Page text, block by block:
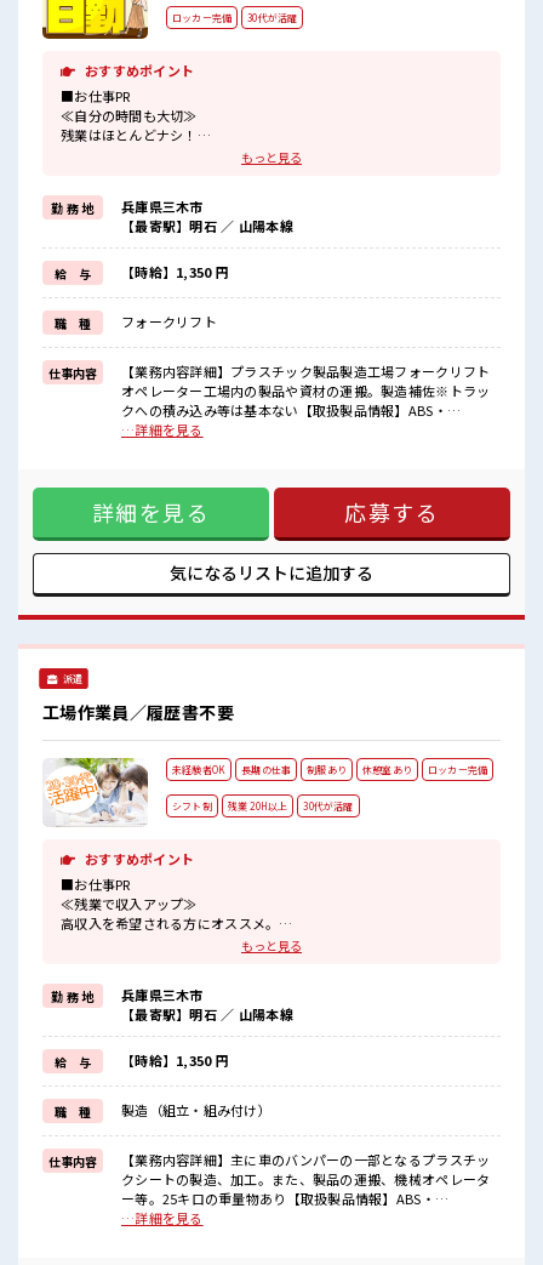
ロッカー完備 30代が活躍
おすすめポイント
■お仕事PR
≪自分の時間も大切≫
残業はほとんどナシ！
場合によってはお願いすることもあります♪
制服があるので、
毎日の服装の悩み解消♪
≪未経験でも活躍できる≫
新しいことにチャレンジするのは不安だけど、
しっかり働く環境が整っています！
イチからスキルUP・ステップUP目指していきましょう！
≪様々なお仕事をご提案≫
一人で悩まず気軽に相談できる、
派遣のお仕事です！
■職場の雰囲気
休憩室で楽しくおしゃべり！
ストレス解消☆
未経験から始めた方もイッパイ！
まずはチャレンジしてみませんか？
もっと見る
勤 務 地
兵庫県三木市
【最寄駅】明石 ／ 山陽本線
給 与 【時給】1,350 円
職 種 フォークリフト
仕事内容
【業務内容詳細】プラスチック製品製造工場フォークリフト
オペレーター工場内の製品や資材の運搬。製造補佐※トラッ
クへの積み込み等は基本ない【取扱製品情報】ABS・
AES/ASA・PP・HIPS・多層(2～3層)・プリントシート等、真
す♪ ≪ラクラク制服アリ≫ 制服があるので、 毎日の服装の悩
み解消♪ ≪未経験でも活躍できる≫ 新しいことにチャレンジ
するのは不安だけど、 しっかり働く環境が整っています！ イ
チからスキルUP・ステップUP目指していきましょう！ ≪
様々なお仕事をご提案≫ 一人で悩まず気軽に相談できる、 派
遣のお仕事です！ ■職場の雰囲気 休憩室で楽しくおしゃべ
カー付き職場♪ 未経験から始めた方もイッパイ！ まずはチャ
レンジしてみませんか？
…詳細を見る
詳細を見る 応募する
気になるリストに追加する
派遣
工場作業員／履歴書不要
未経験者OK 長期の仕事 制服あり 休憩室あり ロッカー完備
シフト制 残業 20H以上 30代が活躍
おすすめポイント
■お仕事PR
≪残業で収入アップ≫
高収入を希望される方にオススメ。
残業は月20時間以上あります♪
≪初めての仕事だけど自分にもできそう≫
新しいことにチャレンジするのは不安だけど、
しっかり働く環境が整っています！
イチからスキルUP・ステップUP目指していきましょう！
≪自分に向いている仕事が探せる≫
困った事などがあれば、
担当がしっかりサポートします！
■職場の雰囲気
しっかり休める休憩室あり！
オンオフの切替もできちゃう！
ロッカーあり！
安心してお仕事に集中♪
もっと見る
勤 務 地
兵庫県三木市
【最寄駅】明石 ／ 山陽本線
給 与 【時給】1,350 円
職 種 製造（組立・組み付け）
仕事内容
【業務内容詳細】主に車のバンパーの一部となるプラスチッ
クシートの製造、加工。また、製品の運搬、機械オペレータ
ー等。25キロの重量物あり【取扱製品情報】ABS・
AES/ASA・PP・HIPS・多層(2～3層)・プリントシート等、真
…詳細を見る